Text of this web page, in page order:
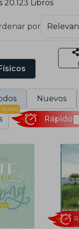
20.123 Libros
por
Nuevos
Nuevo
Rápido